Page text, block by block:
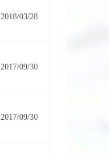
2018/03/28
2017/09/30
2017/09/30